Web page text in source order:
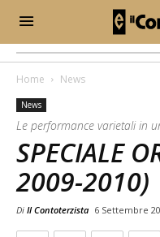
Home News
News
Le performance varietali in
SPECIALE
2009-2010)
Di Il Contoterzista 6 Settembre